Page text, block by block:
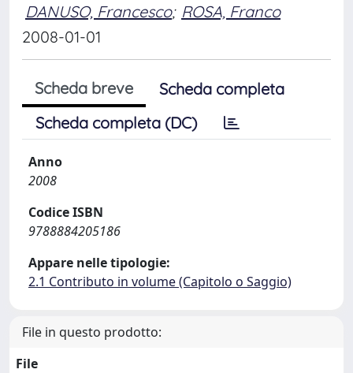
DANUSO, Francesco; ROSA, Franco
2008-01-01
Scheda breve
Scheda completa
Scheda completa (DC)
Anno
2008
Codice ISBN
9788884205186
Appare nelle tipologie:
2.1 Contributo in volume (Capitolo o Saggio)
File in questo prodotto:
File